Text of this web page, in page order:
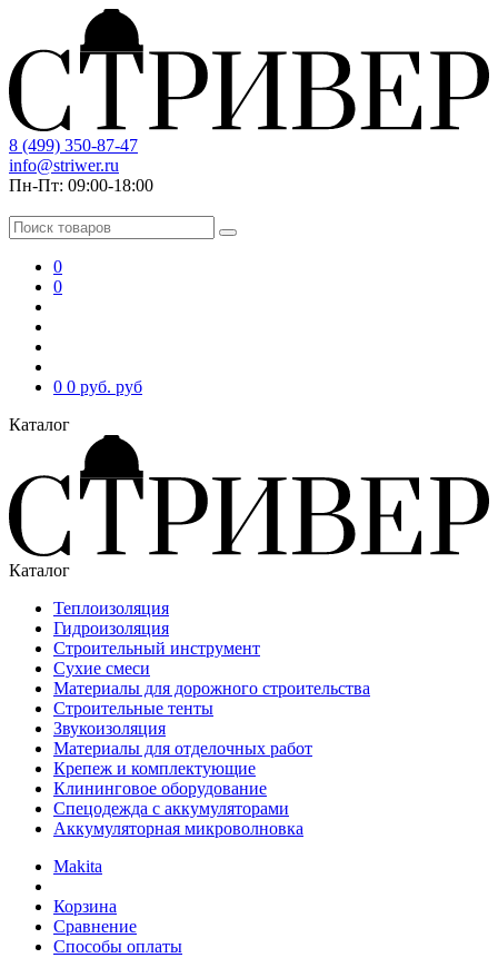
8 (499) 350-87-47
info@striwer.ru
Пн-Пт: 09:00-18:00
0
0
0 0 руб. руб
Каталог
Каталог
Теплоизоляция
Гидроизоляция
Строительный инструмент
Сухие смеси
Материалы для дорожного строительства
Строительные тенты
Звукоизоляция
Материалы для отделочных работ
Крепеж и комплектующие
Клининговое оборудование
Спецодежда с аккумуляторами
Аккумуляторная микроволновка
Makita
Корзина
Сравнение
Способы оплаты